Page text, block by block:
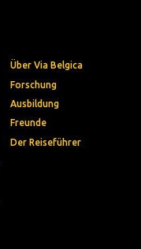
Über Via Belgica
Forschung
Ausbildung
Freunde
Der Reiseführer